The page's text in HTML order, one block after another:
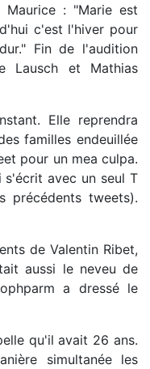
Maurice : "Marie est
c'est l'hiver pour
Fin de l'audition
Lausch et Mathias
Elle reprendra
familles endeuillée
pour un mea culpa.
s'écrit avec un seul T
précédents tweets).
de Valentin Ribet,
aussi le neveu de
a dressé le
qu'il avait 26 ans.
simultanée les